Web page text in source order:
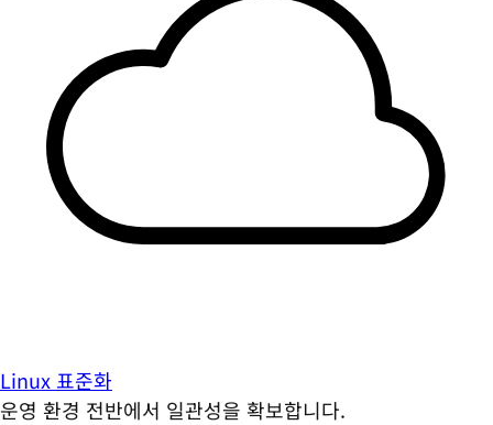
Linux 표준화
운영 환경 전반에서 일관성을 확보합니다.